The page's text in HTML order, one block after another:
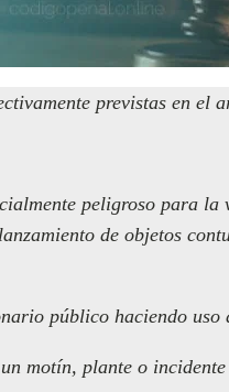
previstas en
peligroso para la
de objetos
público haciendo uso
motín, plante o